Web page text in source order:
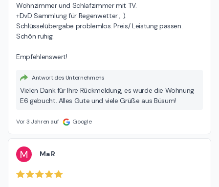
Wohnzimmer und Schlafzimmer mit TV.
+DvD Sammlung für Regenwetter ; ).
Schlüsselübergabe problemlos. Preis/ Leistung passen.
Schön ruhig.
Empfehlenswert!
Antwort des Unternehmens
Vielen Dank für Ihre Rückmeldung, es wurde die Wohnung
E6 gebucht. Alles Gute und viele Grüße aus Büsum!
Vor 3 Jahren auf Google
M Ma R